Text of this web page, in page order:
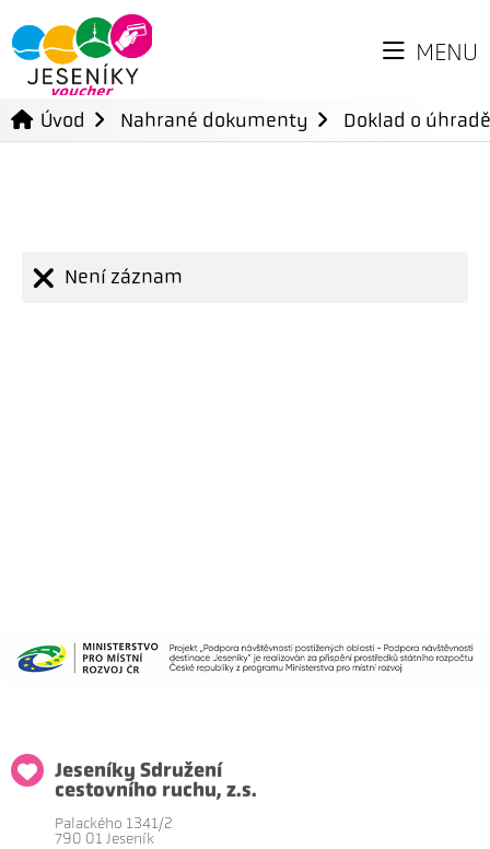
MENU
Úvod Nahrané dokumenty Doklad o
Není záznam
Jeseníky Sdružení
cestovního ruchu, z.s.
Palackého 1341/2
790 01 Jeseník